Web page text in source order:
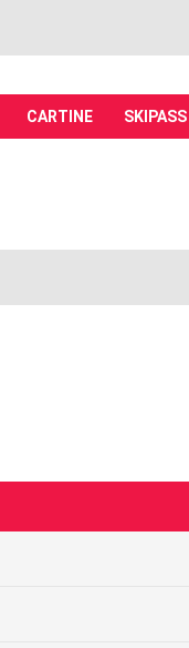
CARTINE SKIPASS